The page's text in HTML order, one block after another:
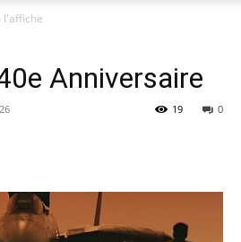
l'affiche
Anniversaire
0
19